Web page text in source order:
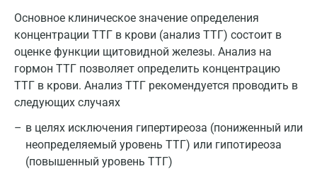
Основное клиническое значение определения
концентрации ТТГ в крови (анализ ТТГ) состоит в
оценке функции щитовидной железы. Анализ на
гормон ТТГ позволяет определить концентрацию
ТТГ в крови. Анализ ТТГ рекомендуется проводить в
следующих случаях
в целях исключения гипертиреоза (пониженный или
неопределяемый уровень ТТГ) или гипотиреоза
(повышенный уровень ТТГ)
Петрозаводск
Подольск
Псков
Пушкин
Пушкино
Пятигорск